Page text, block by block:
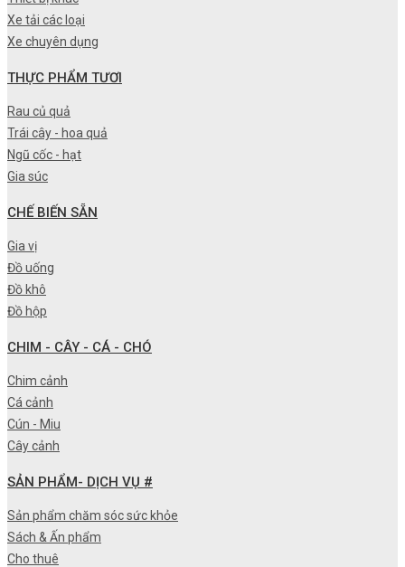
Xe tải các loại
Xe chuyên dụng
THỰC PHẨM TƯƠI
Rau củ quả
Trái cây - hoa quả
Ngũ cốc - hạt
Gia súc
CHẾ BIẾN SẴN
Gia vị
Đồ uống
Đồ khô
Đồ hộp
CHIM - CÂY - CÁ - CHÓ
Chim cảnh
Cá cảnh
Cún - Miu
Cây cảnh
SẢN PHẨM- DỊCH VỤ #
Sản phẩm chăm sóc sức khỏe
Sách & Ấn phẩm
Cho thuê